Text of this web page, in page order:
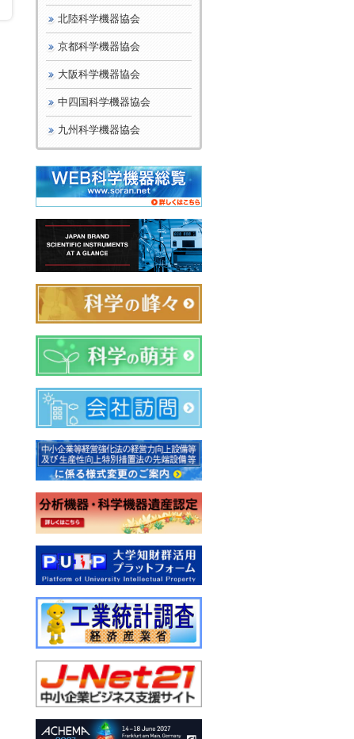
北陸科学機器協会
京都科学機器協会
大阪科学機器協会
中四国科学機器協会
九州科学機器協会